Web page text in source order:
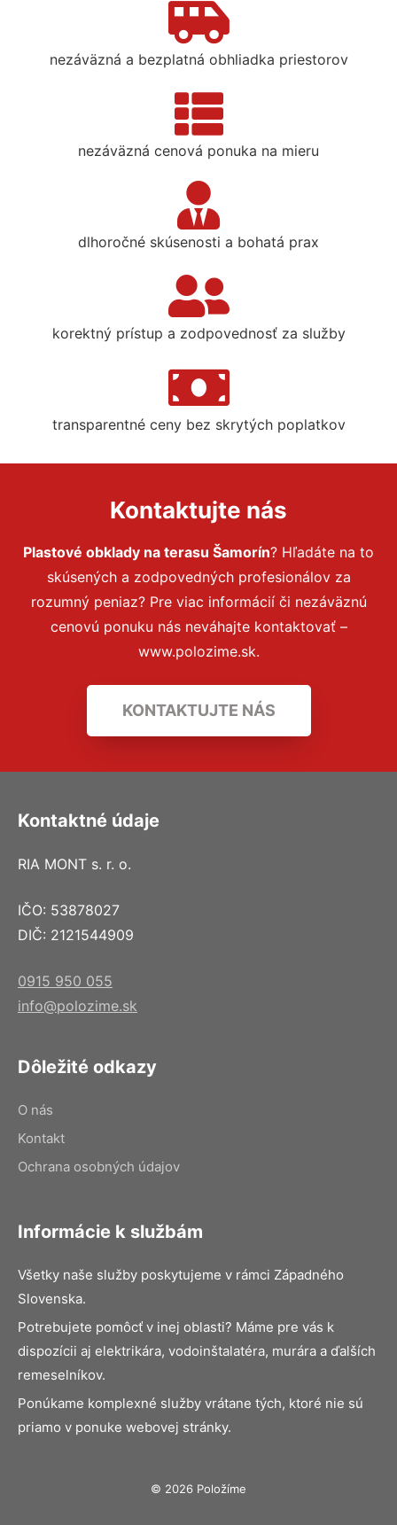
nezáväzná a bezplatná obhliadka priestorov
nezáväzná cenová ponuka na mieru
dlhoročné skúsenosti a bohatá prax
korektný prístup a zodpovednosť za služby
transparentné ceny bez skrytých poplatkov
Kontaktujte nás
Plastové obklady na terasu Šamorín? Hľadáte na to
skúsených a zodpovedných profesionálov za
rozumný peniaz? Pre viac informácií či nezáväznú
cenovú ponuku nás neváhajte kontaktovať –
www.polozime.sk.
KONTAKTUJTE NÁS
Kontaktné údaje
RIA MONT s. r. o.
IČO: 53878027
DIČ: 2121544909
0915 950 055
info@polozime.sk
Dôležité odkazy
O nás
Kontakt
Ochrana osobných údajov
Informácie k službám
Všetky naše služby poskytujeme v rámci Západného
Slovenska.
Potrebujete pomôcť v inej oblasti? Máme pre vás k
dispozícii aj elektrikára, vodoinštalatéra, murára a ďalších
remeselníkov.
Ponúkame komplexné služby vrátane tých, ktoré nie sú
priamo v ponuke webovej stránky.
© 2026 Položíme